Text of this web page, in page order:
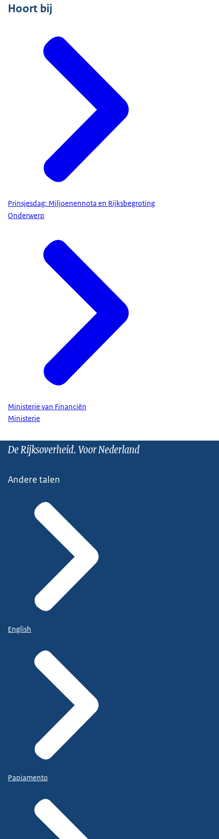
Hoort bij
Prinsjesdag: Miljoenennota en Rijksbegroting
Onderwerp
Ministerie van Financiën
Ministerie
De Rijksoverheid. Voor Nederland
Andere talen
English
Papiamento